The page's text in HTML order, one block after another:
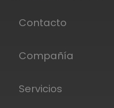
Contacto
Compañía
Servicios